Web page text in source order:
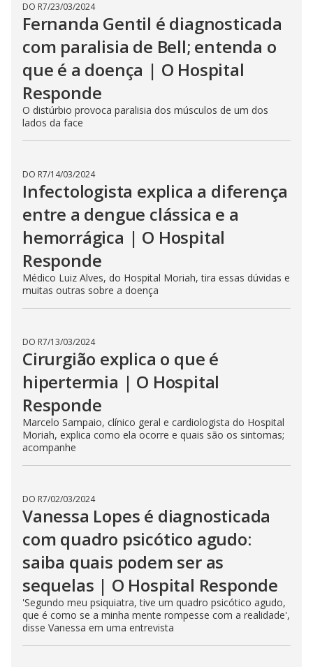
DO R7/23/03/2024
Fernanda Gentil é diagnosticada
com paralisia de Bell; entenda o
que é a doença | O Hospital
Responde
O distúrbio provoca paralisia dos músculos de um dos
lados da face
DO R7/14/03/2024
Infectologista explica a diferença
entre a dengue clássica e a
hemorrágica | O Hospital
Responde
Médico Luiz Alves, do Hospital Moriah, tira essas dúvidas e
muitas outras sobre a doença
DO R7/13/03/2024
Cirurgião explica o que é
hipertermia | O Hospital
Responde
Marcelo Sampaio, clínico geral e cardiologista do Hospital
Moriah, explica como ela ocorre e quais são os sintomas;
acompanhe
DO R7/02/03/2024
Vanessa Lopes é diagnosticada
com quadro psicótico agudo:
saiba quais podem ser as
sequelas | O Hospital Responde
'Segundo meu psiquiatra, tive um quadro psicótico agudo,
que é como se a minha mente rompesse com a realidade',
disse Vanessa em uma entrevista